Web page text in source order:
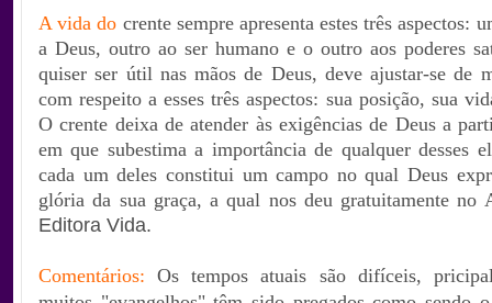
A vida do crente sempre apresenta estes três aspectos:
a Deus, outro ao ser humano e o outro aos poderes
quiser ser útil nas mãos de Deus, deve ajustar-se de
com respeito a esses três aspectos: sua posição, sua
O crente deixa de atender às exigências de Deus a
em que subestima a importância de qualquer desses
cada um deles constitui um campo no qual Deus
glória da sua graça, a qual nos deu gratuitamente no
Editora Vida.
Comentários: Os tempos atuais são difíceis,